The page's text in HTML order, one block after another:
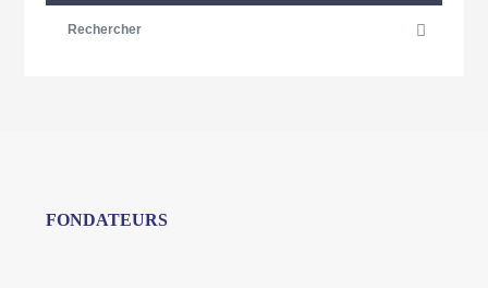
FONDATEURS